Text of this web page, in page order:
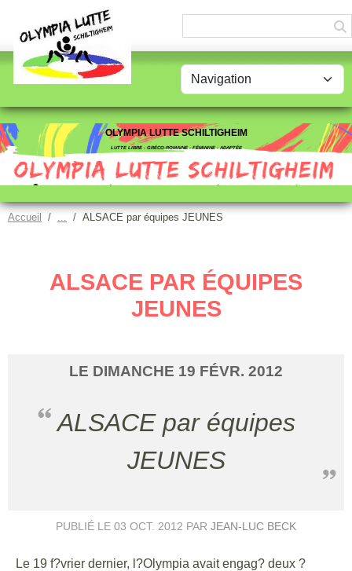
OLYMPIA LUTTE SCHILTIGHEIM
LUTTE LIBRE - GRÉCO-ROMAINE - FÉMININE - ADAPTÉE
Accueil ALSACE par équipes JEUNES
ALSACE PAR ÉQUIPES
JEUNES
LE DIMANCHE 19 FÉVR. 2012
ALSACE par équipes
JEUNES
PUBLIÉ LE 03 OCT. 2012 PAR JEAN-LUC BECK
Le 19 f?vrier dernier, l?Olympia avait engag? deux ?
Panneau de gestion des cookies